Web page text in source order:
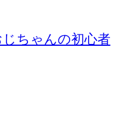
ちゃんの初心者